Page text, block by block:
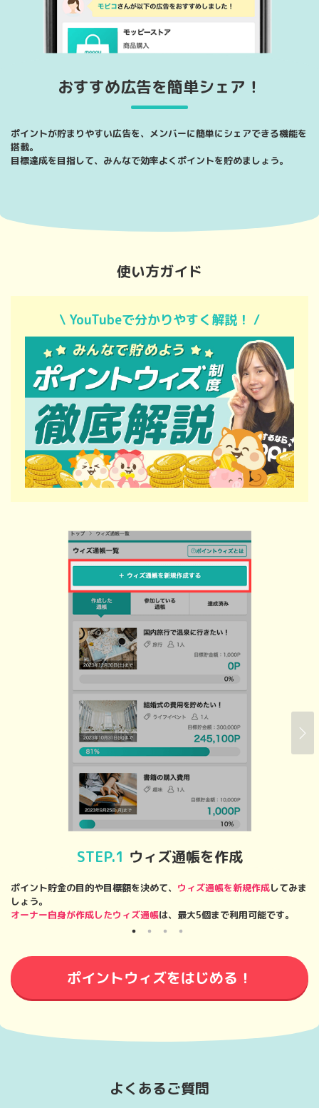
おすすめ広告を簡単シェア！
ポイントが貯まりやすい広告を、メンバーに簡単にシェアできる機能を
搭載。
目標達成を目指して、みんなで効率よくポイントを貯めましょう。
使い方ガイド
\ YouTubeで分かりやすく解説！ /
STEP.1 ウィズ通帳を作成
ポイント貯金の目的や目標額を決めて、 ウィズ通帳を新規作成してみま
しょう。
オーナー自身が作成したウィズ通帳は、最大5個まで利用可能です。
ポイントウィズをはじめる！
よくあるご質問